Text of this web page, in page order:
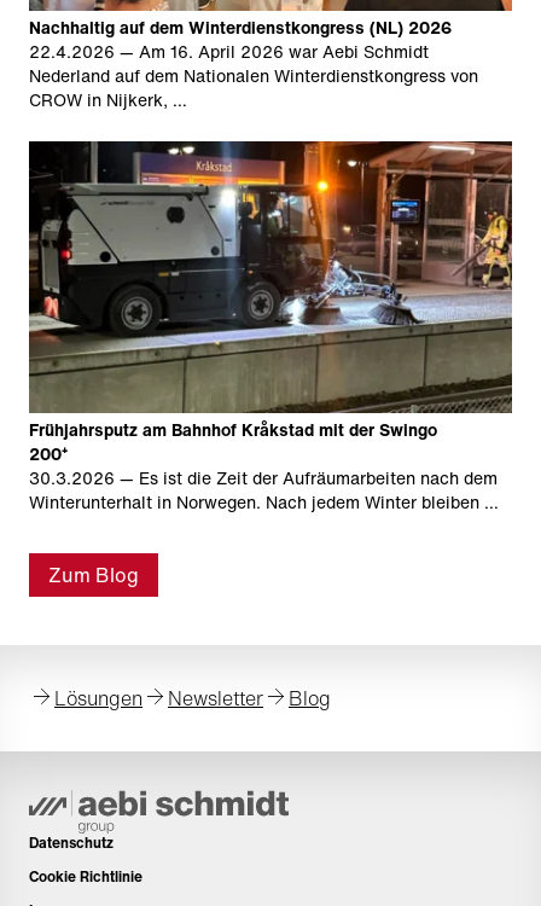
Nachhaltig auf dem Winterdienstkongress (NL) 2026
22.4.2026 — Am 16. April 2026 war Aebi Schmidt
Nederland auf dem Nationalen Winterdienstkongress von
CROW in Nijkerk, …
Frühjahrsputz am Bahnhof Kråkstad mit der Swingo
200⁺
30.3.2026 — Es ist die Zeit der Aufräumarbeiten nach dem
Winterunterhalt in Norwegen. Nach jedem Winter bleiben …
Zum Blog
Lösungen Newsletter Blog
Datenschutz
Cookie Richtlinie